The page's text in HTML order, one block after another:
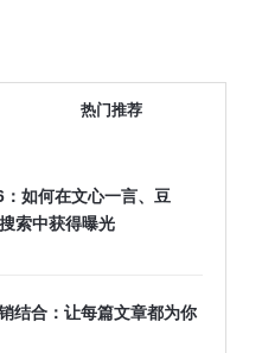
热门推荐
如何在文心一言、豆
索中获得曝光
结合：让每篇文章都为你